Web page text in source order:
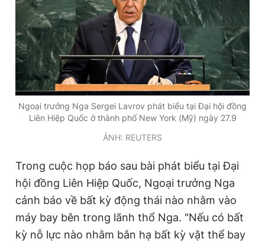
Ngoại trưởng Nga Sergei Lavrov phát biểu tại Đại hội đồng
Liên Hiệp Quốc ở thành phố New York (Mỹ) ngày 27.9
ẢNH: REUTERS
Trong cuộc họp báo sau bài phát biểu tại Đại
hội đồng Liên Hiệp Quốc, Ngoại trưởng Nga
cảnh báo về bất kỳ động thái nào nhằm vào
máy bay bên trong lãnh thổ Nga. "Nếu có bất
kỳ nỗ lực nào nhằm bắn hạ bất kỳ vật thể bay